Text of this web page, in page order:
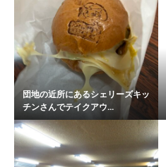
団地の近所にあるシェリーズキッ
チンさんでテイクアウ...